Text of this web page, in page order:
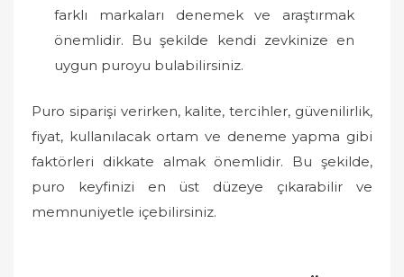
farklı markaları denemek ve araştırmak
önemlidir. Bu şekilde kendi zevkinize en
uygun puroyu bulabilirsiniz.
Puro siparişi verirken, kalite, tercihler, güvenilirlik,
fiyat, kullanılacak ortam ve deneme yapma gibi
faktörleri dikkate almak önemlidir. Bu şekilde,
puro keyfinizi en üst düzeye çıkarabilir ve
memnuniyetle içebilirsiniz.